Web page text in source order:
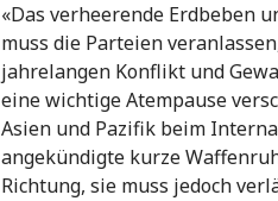
«Das verheerende Erdbeben
muss die Parteien
jahrelangen Konflikt und
eine wichtige Atempause
Asien und Pazifik beim
angekündigte kurze
Richtung, sie muss jedoch